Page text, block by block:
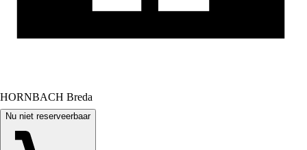
HORNBACH Breda
Nu niet reserveerbaar